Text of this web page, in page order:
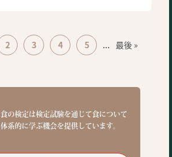
2 3 4 5 ... 最後 »
食の検定は検定試験を通じて食について
体系的に学ぶ機会を提供しています。